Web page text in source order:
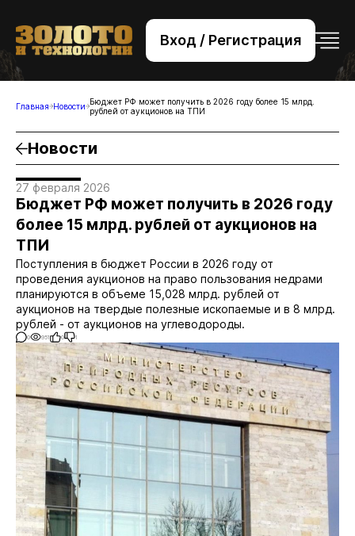
Вход / Регистрация
+7 (495) 221-76-32
bsv@zolteh.ru
Главная Новости Бюджет РФ может получить в 2026 году более 15 млрд.
рублей от аукционов на ТПИ
Новости
27 февраля 2026
Бюджет РФ может получить в 2026 году
более 15 млрд. рублей от аукционов на
ТПИ
Поступления в бюджет России в 2026 году от
проведения аукционов на право пользования недрами
планируются в объеме 15,028 млрд. рублей от
аукционов на твердые полезные ископаемые и в 8 млрд.
рублей - от аукционов на углеводороды.
0 951 0 1